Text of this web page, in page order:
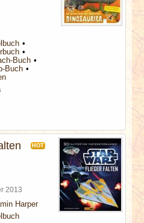
Buch
Buch
HOT
2013
Harper